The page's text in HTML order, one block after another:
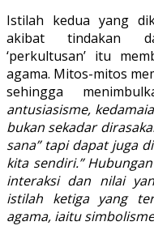
Istilah kedua yang
akibat tindakan
‘perkultusan’ itu
agama. Mitos-mitos
sehingga
antusiasisme,
bukan sekadar
sana” tapi dapat juga
kita sendiri.”
interaksi dan nilai
istilah ketiga yang
agama, iaitu simbolisme